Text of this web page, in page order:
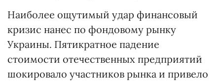
Наиболее ощутимый удар финансовый
кризис нанес по фондовому рынку
Украины. Пятикратное падение
стоимости отечественных предприятий
шокировало участников рынка и привело